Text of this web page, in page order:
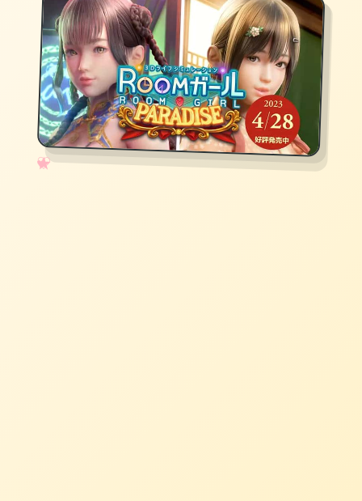
✧
♡
★
♥